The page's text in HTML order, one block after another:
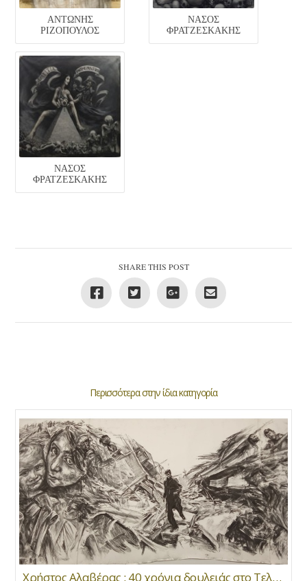
ΑΝΤΏΝΗΣ
ΡΙΖΌΠΟΥΛΟΣ
ΝΆΣΟΣ
ΦΡΑΤΖΕΣΚΆΚΗΣ
ΝΆΣΟΣ
ΦΡΑΤΖΕΣΚΆΚΗΣ
SHARE THIS POST
Περισσότερα στην ίδια κατηγορία
Χρήστος Αλαβέρας : 40 χρόνια δουλειάς στο Τελλόγλειο Ίδρυμα Τεχνών